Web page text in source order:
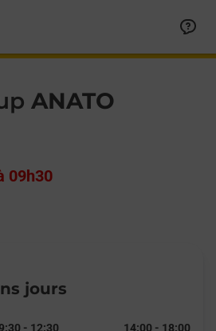
ANATO
09h30
jours
- 12:30 14:00 - 18:00